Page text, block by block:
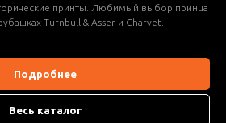
принты. Любимый выбор принца
Turnbull & Asser и Charvet.
Подробнее
Весь каталог